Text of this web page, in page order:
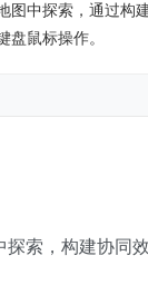
中探索，通过
鼠标操作。
索，构建协同